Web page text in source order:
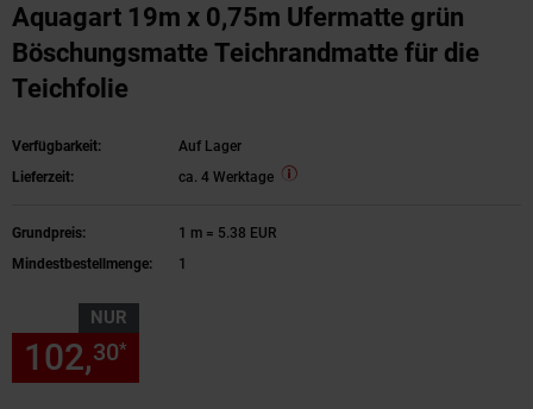
Aquagart 19m x 0,75m Ufermatte grün
Böschungsmatte Teichrandmatte für die
Teichfolie
Verfügbarkeit:
Auf Lager
Lieferzeit:
ca. 4 Werktage
Grundpreis:
1 m = 5.38 EUR
Mindestbestellmenge:
1
NUR
102,30*